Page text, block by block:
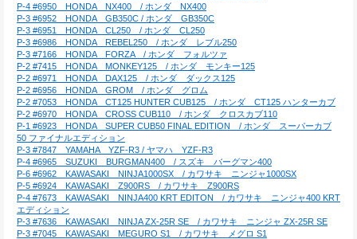
P-4 #6950　HONDA　NX400　/ ホンダ　NX400
P-3 #6952　HONDA　GB350C / ホンダ　GB350C
P-3 #6951　HONDA　CL250　/ ホンダ　CL250
P-3 #6986　HONDA　REBEL250　/ ホンダ　レブル250
P-3 #7166　HONDA　FORZA　/ ホンダ　フォルツァ
P-2 #7415　HONDA　MONKEY125　/ ホンダ　モンキー125
P-2 #6971　HONDA　DAX125　/ ホンダ　ダックス125
P-2 #6956　HONDA　GROM　/ ホンダ　グロム
P-2 #7053　HONDA　CT125 HUNTER CUB125　/ ホンダ　CT125 ハンターカブ
P-2 #6970　HONDA　CROSS CUB110　/ ホンダ　クロスカブ110
P-1 #6923　HONDA　SUPER CUB50 FINAL EDITION　/ ホンダ　スーパーカブ
50 ファイナルエディション
P-3 #7847　YAMAHA　YZF-R3 / ヤマハ　YZF-R3
P-4 #6965　SUZUKI　BURGMAN400　/ スズキ　バーグマン400
P-6 #6962　KAWASAKI　NINJA1000SX　/ カワサキ　ニンジャ1000SX
P-5 #6924　KAWASAKI　Z900RS　/ カワサキ　Z900RS
P-4 #7673　KAWASAKI　NINJA400 KRT EDITON　/ カワサキ　ニンジャ400 KRT
エディション
P-3 #7636　KAWASAKI　NINJA ZX-25R SE　/ カワサキ　ニンジャ ZX-25R SE
P-3 #7045　KAWASAKI　MEGURO S1　/ カワサキ　メグロ S1